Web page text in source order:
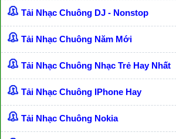
Tải Nhạc Chuông DJ - Nonstop
Tải Nhạc Chuông Năm Mới
Tải Nhạc Chuông Nhạc Trẻ Hay Nhất
Tải Nhạc Chuông IPhone Hay
Tải Nhạc Chuông Nokia